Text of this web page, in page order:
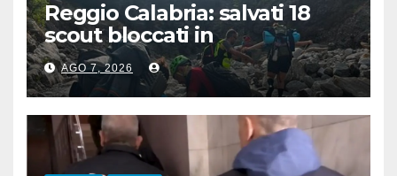
Reggio Calabria: salvati 18
scout bloccati in
Aspromonte, 2 recuperati in
elicottero
AGO 7, 2026